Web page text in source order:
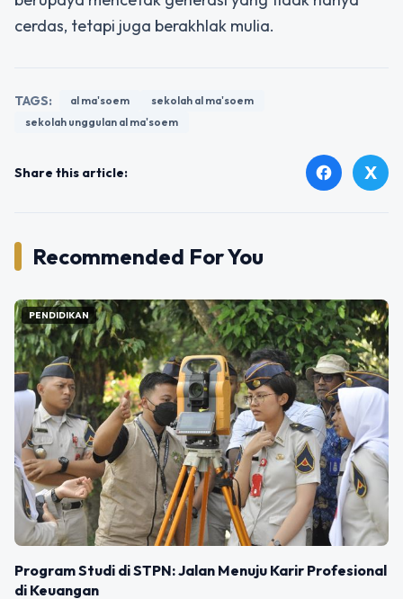
cerdas, tetapi juga berakhlak mulia.
TAGS: al ma'soem
sekolah al ma'soem
sekolah unggulan al ma'soem
Share this article: facebook X
Recommended For You
PENDIDIKAN
Program Studi di STPN: Jalan Menuju Karir Profesional
di Keuangan